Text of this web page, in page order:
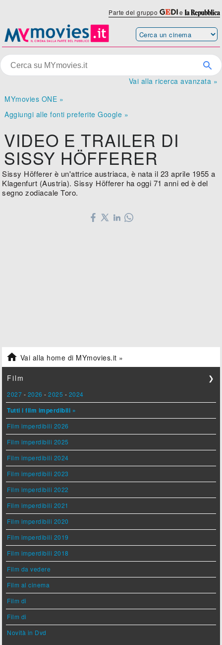
Parte del gruppo e
Vai alla ricerca avanzata »
MYmovies ONE »
Aggiungi alle fonti preferite Google »
VIDEO E TRAILER DI
SISSY HÖFFERER
Sissy Höfferer è un'attrice austriaca, è nata il 23 aprile 1955 a
Klagenfurt (Austria). Sissy Höfferer ha oggi 71 anni ed è del
segno zodiacale Toro.
 Vai alla home di MYmovies.it »
Film ❯
2027 - 2026 -2025 - 2024
Tutti i film imperdibili »
Film imperdibili 2026
Film imperdibili 2025
Film imperdibili 2024
Film imperdibili 2023
Film imperdibili 2022
Film imperdibili 2021
Film imperdibili 2020
Film imperdibili 2019
Film imperdibili 2018
Film da vedere
Film al cinema
Film di
Film di
Novità in Dvd